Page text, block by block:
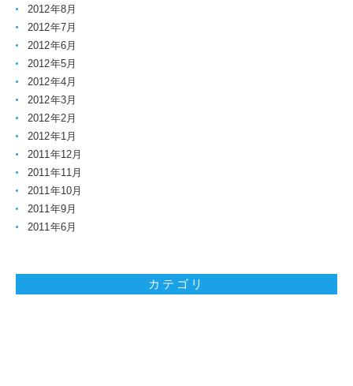
2012年8月
2012年7月
2012年6月
2012年5月
2012年4月
2012年3月
2012年2月
2012年1月
2011年12月
2011年11月
2011年10月
2011年9月
2011年6月
カテゴリ